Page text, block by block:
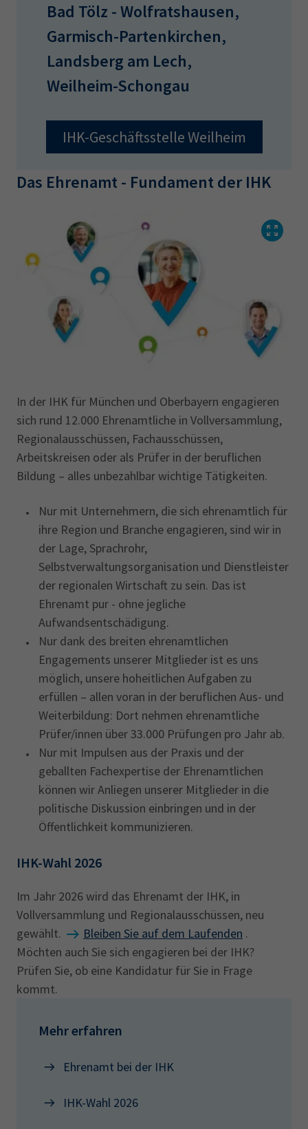
Bad Tölz - Wolfratshausen,
Garmisch-Partenkirchen,
Landsberg am Lech,
Weilheim-Schongau
IHK-Geschäftsstelle Weilheim
Das Ehrenamt - Fundament der IHK
In der IHK für München und Oberbayern engagieren
sich rund 12.000 Ehrenamtliche in Vollversammlung,
Regionalausschüssen, Fachausschüssen,
Arbeitskreisen oder als Prüfer in der beruflichen
Bildung – alles unbezahlbar wichtige Tätigkeiten.
Nur mit Unternehmern, die sich ehrenamtlich für
ihre Region und Branche engagieren, sind wir in
der Lage, Sprachrohr,
Selbstverwaltungsorganisation und Dienstleister
der regionalen Wirtschaft zu sein. Das ist
Ehrenamt pur - ohne jegliche
Aufwandsentschädigung.
Nur dank des breiten ehrenamtlichen
Engagements unserer Mitglieder ist es uns
möglich, unsere hoheitlichen Aufgaben zu
erfüllen – allen voran in der beruflichen Aus- und
Weiterbildung: Dort nehmen ehrenamtliche
Prüfer/innen über 33.000 Prüfungen pro Jahr ab.
Nur mit Impulsen aus der Praxis und der
geballten Fachexpertise der Ehrenamtlichen
können wir Anliegen unserer Mitglieder in die
politische Diskussion einbringen und in der
Öffentlichkeit kommunizieren.
IHK-Wahl 2026
Im Jahr 2026 wird das Ehrenamt der IHK, in
Vollversammlung und Regionalausschüssen, neu
gewählt.
Bleiben Sie auf dem Laufenden .
Möchten auch Sie sich engagieren bei der IHK?
Prüfen Sie, ob eine Kandidatur für Sie in Frage
kommt.
Mehr erfahren
Ehrenamt bei der IHK
IHK-Wahl 2026